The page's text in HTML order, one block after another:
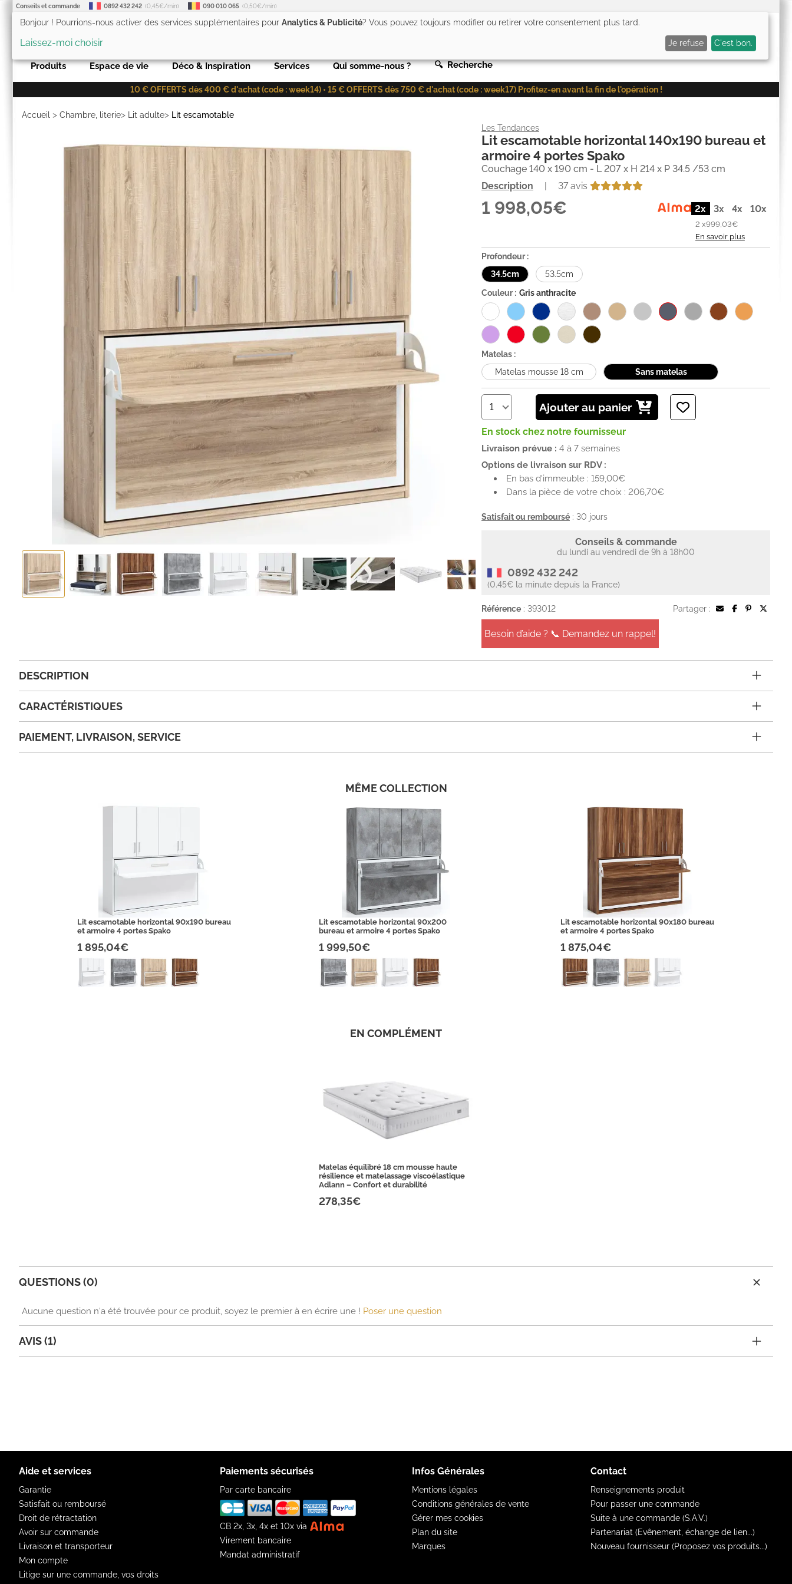
Conseils et commande 0892 432 242 (0,45€/min) 090 010 065 (0,50€/min)
0) Mon panier (0
Produits Espace de vie Déco & Inspiration Services Qui somme-nous ? 🔍 Recherche
10 € OFFERTS dès 400 € d'achat (code : week14) • 15 € OFFERTS dès 750 € d'achat (code : week17) Profitez-en avant la fin de l'opération !
Accueil > Chambre, literie> Lit adulte> Lit escamotable
Les Tendances
Lit escamotable horizontal 140x190 bureau et
armoire 4 portes Spako
Couchage 140 x 190 cm - L 207 x H 214 x P 34.5 /53 cm
Description
| 37 avis
1 998,05€ 2x 3x 4x 10x
2 x999,03€
En savoir plus
Profondeur :
34.5cm
53.5cm
Couleur : Gris anthracite
Matelas :
Matelas mousse 18 cm
Sans matelas
Ajouter au panier
En stock chez notre fournisseur
Livraison prévue : 4 à 7 semaines
Options de livraison sur RDV :
En bas d'immeuble : 159,00€
Dans la pièce de votre choix : 206,70€
Satisfait ou remboursé : 30 jours
Conseils & commande
du lundi au vendredi de 9h à 18h00
0892 432 242
(0.45€ la minute depuis la France)
Référence : 393012 Partager :
Besoin d’aide ? 📞 Demandez un rappel!
DESCRIPTION
CARACTÉRISTIQUES
PAIEMENT, LIVRAISON, SERVICE
MÊME COLLECTION
Lit escamotable horizontal 90x190 bureau
et armoire 4 portes Spako
1 895,04€
Lit escamotable horizontal 90x200
bureau et armoire 4 portes Spako
1 999,50€
Lit escamotable horizontal 90x180 bureau
et armoire 4 portes Spako
1 875,04€
EN COMPLÉMENT
Matelas équilibré 18 cm mousse haute
résilience et matelassage viscoélastique
Adlann – Confort et durabilité
278,35€
QUESTIONS (0)
Aucune question n'a été trouvée pour ce produit, soyez le premier à en écrire une ! Poser une question
AVIS (1)
Aide et services
Garantie
Satisfait ou remboursé
Droit de rétractation
Avoir sur commande
Livraison et transporteur
Mon compte
Litige sur une commande, vos droits
Paiements sécurisés
Par carte bancaire
CB 2x, 3x, 4x et 10x via
Virement bancaire
Mandat administratif
Infos Générales
Mentions légales
Conditions générales de vente
Gérer mes cookies
Plan du site
Marques
Contact
Renseignements produit
Pour passer une commande
Suite à une commande (S.A.V.)
Partenariat (Evênement, échange de lien...)
Nouveau fournisseur (Proposez vos produits...)
Bonjour ! Pourrions-nous activer des services supplémentaires pour Analytics & Publicité? Vous pouvez toujours modifier ou retirer votre consentement plus tard.
Laissez-moi choisir Je refuse C'est bon.